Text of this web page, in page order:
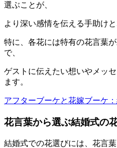
選ぶことが、
より深い感情を伝える手助けと
特に、各花には特有の花言葉
で、
ゲストに伝えたい想いやメッ
ます。
アフターブーケと花嫁ブーケ
花言葉から選ぶ結婚式の
結婚式での花選びには、花言